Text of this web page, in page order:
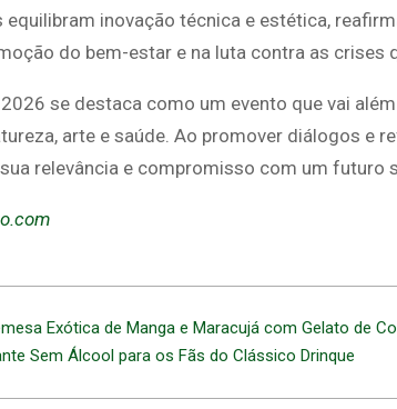
inovação técnica e estética,
do bem-estar e na luta contra as crises
se destaca como um evento que vai
arte e saúde. Ao promover diálogos e
relevância e compromisso com um futuro
Exótica de Manga e Maracujá com Gelato de
Sem Álcool para os Fãs do Clássico Drinque